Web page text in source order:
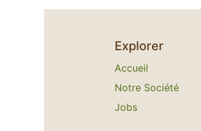
Explorer
Accueil
Notre Société
Jobs